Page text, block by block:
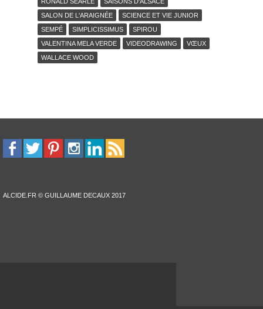
SALON DE L'ARAIGNÉE
SCIENCE ET VIE JUNIOR
SEMPÉ
SIMPLICISSIMUS
SPIROU
VALENTINA MELA VERDE
VIDEODRAWING
VŒUX
WALLACE WOOD
ALCIDE.FR © GUILLAUME DECAUX 2017